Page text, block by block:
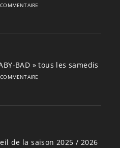
BAD » tous les samedis
de la saison 2025 / 2026